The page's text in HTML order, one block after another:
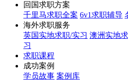
回国求职方案
千里马求职全案 6v1求职辅导
海外求职服务
英国实地求职/实习 澳洲实地
习
求职课程
成功案例
学员故事 案例库